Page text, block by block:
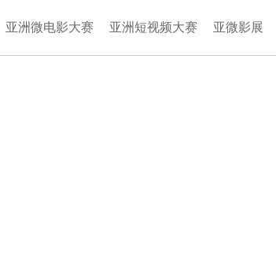
亚洲微电影大赛 亚洲短视频大赛 亚微影展